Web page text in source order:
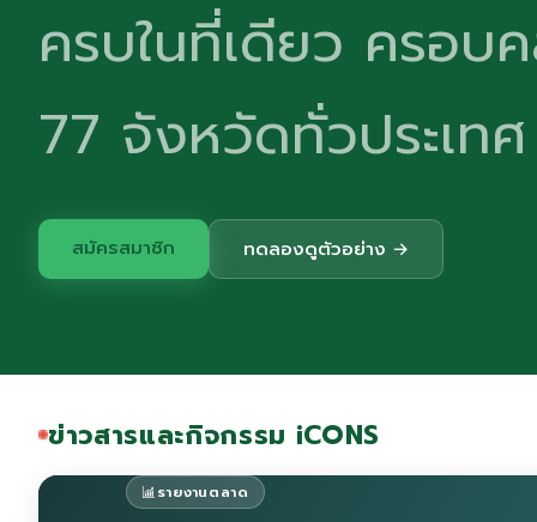
ครบในที่เดียว ครอบ
77 จังหวัดทั่วประเทศ
สมัครสมาชิก ทดลองดูตัวอย่าง →
ข่าวสารและกิจกรรม iCONS
รายงานตลาด